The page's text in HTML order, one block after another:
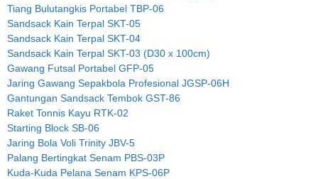
Tiang Bulutangkis Portabel TBP-06
Sandsack Kain Terpal SKT-05
Sandsack Kain Terpal SKT-04
Sandsack Kain Terpal SKT-03 (D30 x 100cm)
Gawang Futsal Portabel GFP-05
Jaring Gawang Sepakbola Profesional JGSP-06H
Gantungan Sandsack Tembok GST-86
Raket Tonnis Kayu RTK-02
Starting Block SB-06
Jaring Bola Voli Trinity JBV-5
Palang Bertingkat Senam PBS-03P
Kuda-Kuda Pelana Senam KPS-06P